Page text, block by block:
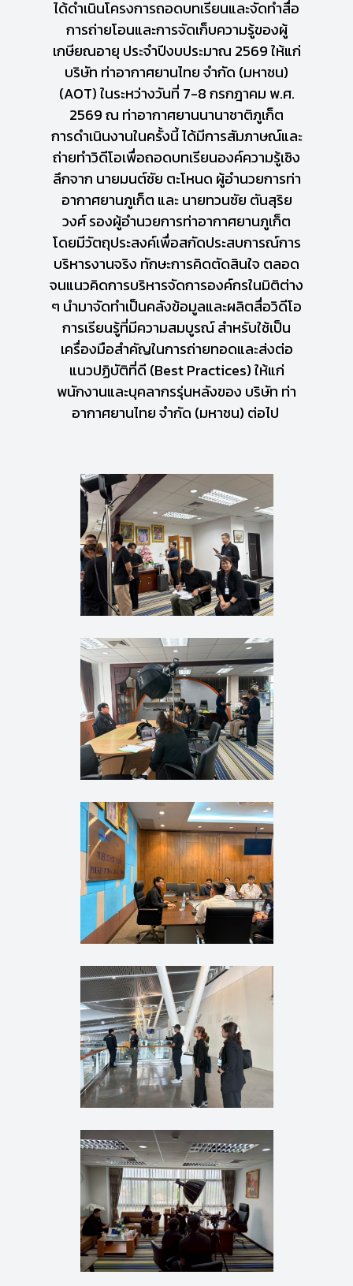
ได้ดำเนินโครงการถอดบทเรียนและจัดทำสื่อ
การถ่ายโอนและการจัดเก็บความรู้ของผู้
เกษียณอายุ ประจำปีงบประมาณ 2569 ให้แก่
บริษัท ท่าอากาศยานไทย จำกัด (มหาชน)
(AOT) ในระหว่างวันที่ 7-8 กรกฎาคม พ.ศ.
2569 ณ ท่าอากาศยานนานาชาติภูเก็ต
การดำเนินงานในครั้งนี้ ได้มีการสัมภาษณ์และ
ถ่ายทำวิดีโอเพื่อถอดบทเรียนองค์ความรู้เชิง
ลึกจาก นายมนต์ชัย ตะโหนด ผู้อำนวยการท่า
อากาศยานภูเก็ต และ นายทวนชัย ตันสุริย
วงศ์ รองผู้อำนวยการท่าอากาศยานภูเก็ต
โดยมีวัตถุประสงค์เพื่อสกัดประสบการณ์การ
บริหารงานจริง ทักษะการคิดตัดสินใจ ตลอด
จนแนวคิดการบริหารจัดการองค์กรในมิติต่าง
ๆ นำมาจัดทำเป็นคลังข้อมูลและผลิตสื่อวิดีโอ
การเรียนรู้ที่มีความสมบูรณ์ สำหรับใช้เป็น
เครื่องมือสำคัญในการถ่ายทอดและส่งต่อ
แนวปฏิบัติที่ดี (Best Practices) ให้แก่
พนักงานและบุคลากรรุ่นหลังของ บริษัท ท่า
อากาศยานไทย จำกัด (มหาชน) ต่อไป